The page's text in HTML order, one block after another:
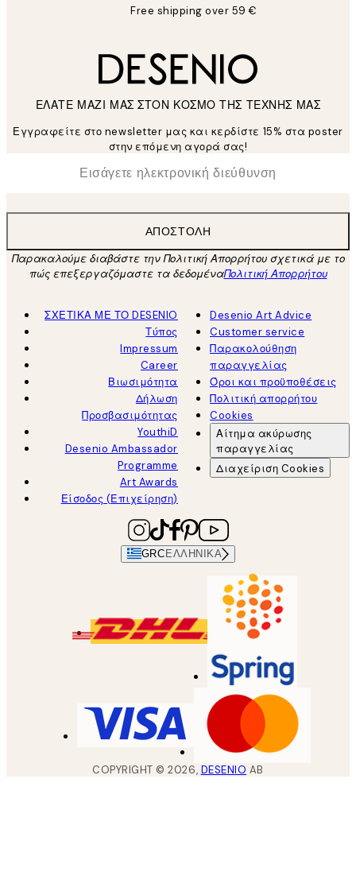
Free shipping over 59 €
ΕΛΑΤΕ ΜΑΖΙ ΜΑΣ ΣΤΟΝ ΚΟΣΜΟ ΤΗΣ ΤΕΧΝΗΣ ΜΑΣ
Εγγραφείτε στο newsletter μας και κερδίστε 15% στα poster
στην επόμενη αγορά σας!
Ηλεκτρονική Διεύθυνση
ΑΠΟΣΤΟΛΉ
Παρακαλούμε διαβάστε την Πολιτική Απορρήτου σχετικά με το
πώς επεξεργαζόμαστε τα δεδομέναΠολιτική Απορρήτου
ΣΧΕΤΙΚΑ ΜΕ ΤΟ DESENIO
Τύπος
Impressum
Career
Βιωσιμότητα
Δήλωση
Προσβασιμότητας
YouthiD
Desenio Ambassador
Programme
Art Awards
Είσοδος (Επιχείρηση)
Desenio Art Advice
Customer service
Παρακολούθηση
παραγγελίας
Όροι και προϋποθέσεις
Πολιτική απορρήτου
Cookies
Αίτημα ακύρωσης
παραγγελίας
Διαχείριση Cookies
GRC ΕΛΛΗΝΙΚΆ
COPYRIGHT ©2026, DESENIO AB